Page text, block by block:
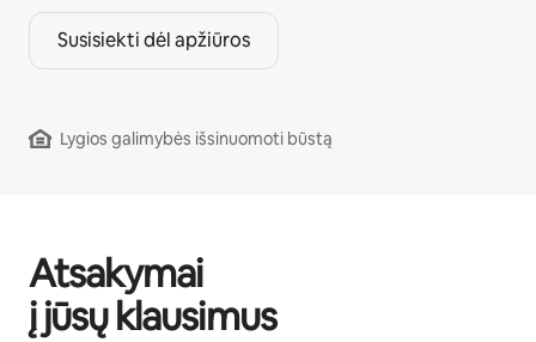
Susisiekti dėl apžiūros
Lygios galimybės išsinuomoti būstą
Atsakymai
į jūsų klausimus